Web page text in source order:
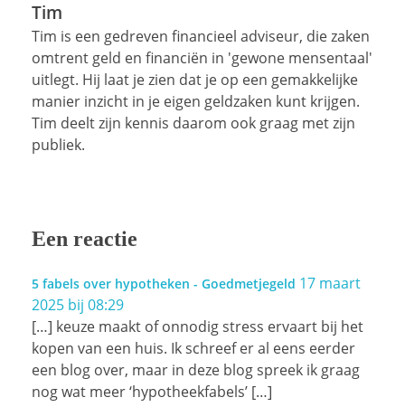
Tim
Tim is een gedreven financieel adviseur, die zaken
omtrent geld en financiën in 'gewone mensentaal'
uitlegt. Hij laat je zien dat je op een gemakkelijke
manier inzicht in je eigen geldzaken kunt krijgen.
Tim deelt zijn kennis daarom ook graag met zijn
publiek.
Een reactie
5 fabels over hypotheken - Goedmetjegeld 17 maart
2025 bij 08:29
[…] keuze maakt of onnodig stress ervaart bij het
kopen van een huis. Ik schreef er al eens eerder
een blog over, maar in deze blog spreek ik graag
nog wat meer ‘hypotheekfabels’ […]